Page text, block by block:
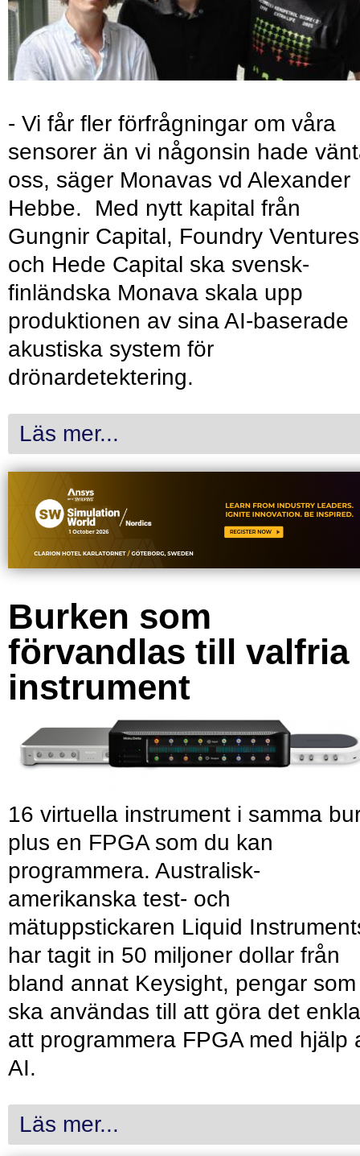
- Vi får fler förfrågningar om våra
sensorer än vi någonsin hade
oss, säger Monavas vd Alexander
Hebbe. Med nytt kapital från
Gungnir Capital, Foundry Ventures
och Hede Capital ska svensk-
finländska Monava skala upp
produktionen av sina AI-baserade
akustiska system för
drönardetektering.
Läs mer...
Burken som
förvandlas till valfria
instrument
16 virtuella instrument i samma
plus en FPGA som du kan
programmera. Australisk-
amerikanska test- och
mätuppstickaren Liquid
har tagit in 50 miljoner dollar från
bland annat Keysight, pengar som
ska användas till att göra det
att programmera FPGA med hjälp
AI.
Läs mer...